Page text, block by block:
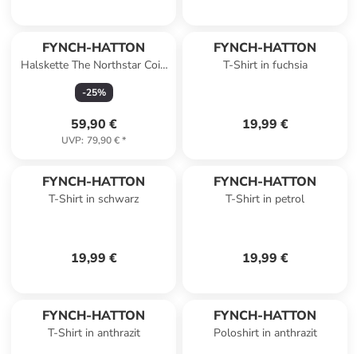
FYNCH-HATTON
Halskette The Northstar Coin
in gold
-25%
59,90 €
UVP: 79,90 €*
FYNCH-HATTON
T-Shirt in fuchsia
19,99 €
FYNCH-HATTON
T-Shirt in schwarz
19,99 €
FYNCH-HATTON
T-Shirt in petrol
19,99 €
FYNCH-HATTON
T-Shirt in anthrazit
FYNCH-HATTON
Poloshirt in anthrazit